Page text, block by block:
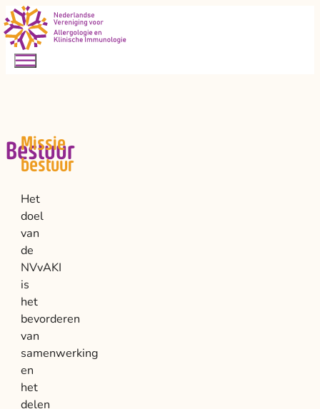
Bestuur
Missie
bestuur
Het
doel
van
de
NVvAKI
is
het
bevorderen
van
samenwerking
en
het
delen